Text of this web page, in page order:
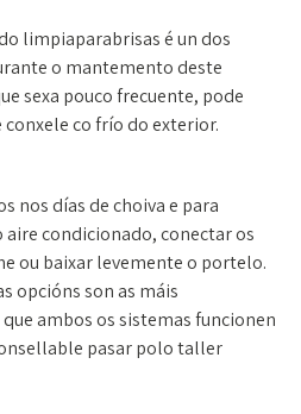
limpiaparabrisas é un dos
o mantemento deste
sexa pouco frecuente, pode
conxele co frío do exterior.
nos días de choiva e para
aire condicionado, conectar os
ou baixar levemente o portelo.
opcións son as máis
ambos os sistemas funcionen
pasar polo taller